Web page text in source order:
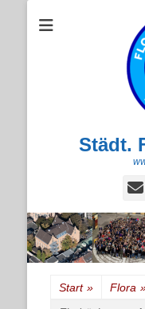
Städt.
Start » Flora